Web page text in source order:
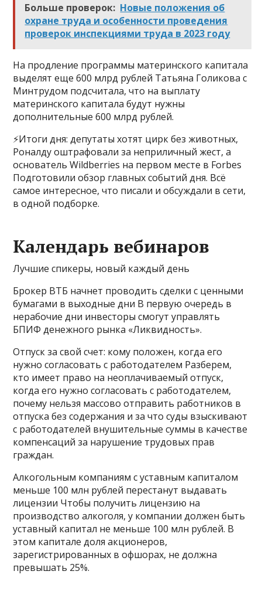
Больше проверок: Новые положения об
охране труда и особенности проведения
проверок инспекциями труда в 2023 году
На продление программы материнского капитала
выделят еще 600 млрд рублей Татьяна Голикова с
Минтрудом подсчитала, что на выплату
материнского капитала будут нужны
дополнительные 600 млрд рублей.
⚡️Итоги дня: депутаты хотят цирк без животных,
Роналду оштрафовали за неприличный жест, а
основатель Wildberries на первом месте в Forbes
Подготовили обзор главных событий дня. Всё
самое интересное, что писали и обсуждали в сети,
в одной подборке.
Календарь вебинаров
Лучшие спикеры, новый каждый день
Брокер ВТБ начнет проводить сделки с ценными
бумагами в выходные дни В первую очередь в
нерабочие дни инвесторы смогут управлять
БПИФ денежного рынка «Ликвидность».
Отпуск за свой счет: кому положен, когда его
нужно согласовать с работодателем Разберем,
кто имеет право на неоплачиваемый отпуск,
когда его нужно согласовать с работодателем,
почему нельзя массово отправить работников в
отпуска без содержания и за что суды взыскивают
с работодателей внушительные суммы в качестве
компенсаций за нарушение трудовых прав
граждан.
Алкогольным компаниям с уставным капиталом
меньше 100 млн рублей перестанут выдавать
лицензии Чтобы получить лицензию на
производство алкоголя, у компании должен быть
уставный капитал не меньше 100 млн рублей. В
этом капитале доля акционеров,
зарегистрированных в офшорах, не должна
превышать 25%.